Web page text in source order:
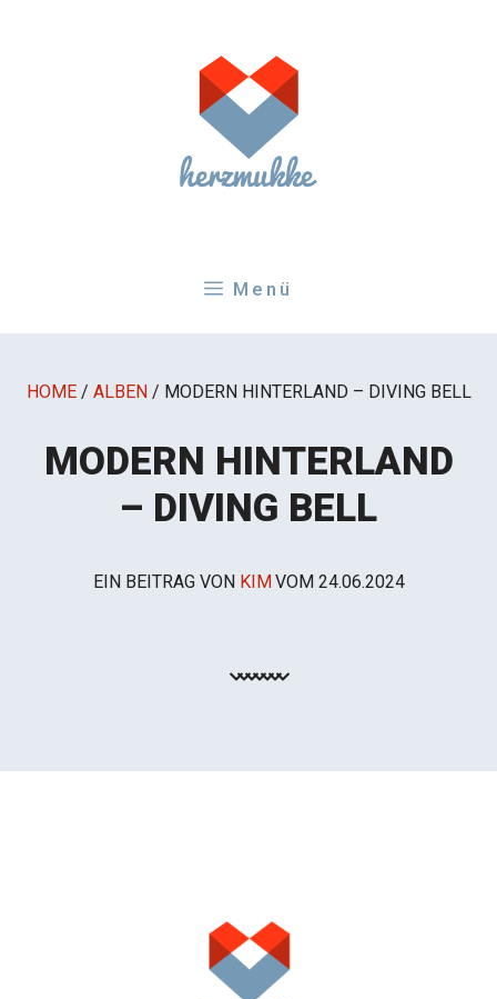
Menü
HOME / ALBEN / MODERN HINTERLAND – DIVING BELL
MODERN HINTERLAND
– DIVING BELL
EIN BEITRAG VON KIMVOM 24.06.2024